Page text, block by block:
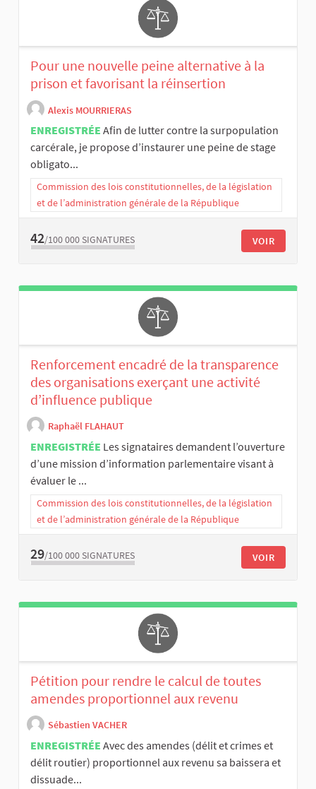
Pour une nouvelle peine alternative à la
prison et favorisant la réinsertion
Alexis MOURRIERAS
ENREGISTRÉE Afin de lutter contre la surpopulation
carcérale, je propose d’instaurer une peine de stage
obligato...
Commission des lois constitutionnelles, de la législation
et de l’administration générale de la République
42/100 000 SIGNATURES VOIR
Renforcement encadré de la transparence
des organisations exerçant une activité
d’influence publique
Raphaël FLAHAUT
ENREGISTRÉE Les signataires demandent l’ouverture
d’une mission d’information parlementaire visant à
évaluer le ...
Commission des lois constitutionnelles, de la législation
et de l’administration générale de la République
29/100 000 SIGNATURES VOIR
Pétition pour rendre le calcul de toutes
amendes proportionnel aux revenu
Sébastien VACHER
ENREGISTRÉE Avec des amendes (délit et crimes et
délit routier) proportionnel aux revenu sa baissera et
dissuade...